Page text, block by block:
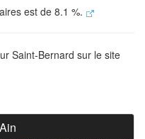
est de 8.1 %.
Saint-Bernard sur le site